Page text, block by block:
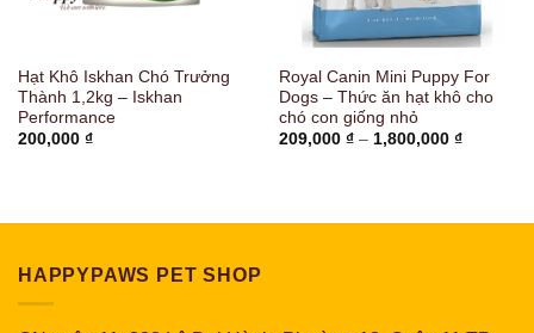
Hạt Khô Iskhan Chó Trưởng
Thành 1,2kg – Iskhan
Performance
200,000 ₫
Royal Canin Mini Puppy For
Dogs – Thức ăn hạt khô cho
chó con giống nhỏ
209,000 ₫ – 1,800,000 ₫Khoảng
HAPPYPAWS PET SHOP